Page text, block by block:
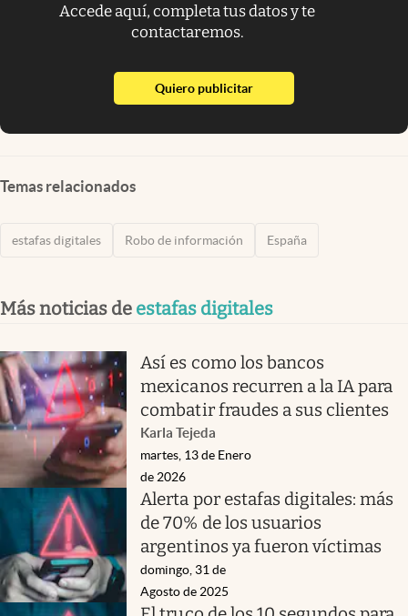
Accede aquí, completa tus datos y te
contactaremos.
Quiero publicitarabre en nueva pestaña
Temas relacionados
estafas digitales Robo de información España
Más noticias de estafas digitales
Así es como los bancos
mexicanos recurren a la IA para
combatir fraudes a sus clientes
Karla Tejeda
martes, 13 de Enero
de 2026
Alerta por estafas digitales: más
de 70% de los usuarios
argentinos ya fueron víctimas
domingo, 31 de
Agosto de 2025